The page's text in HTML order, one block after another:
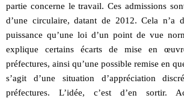
partie concerne le travail. Ces admissions
d’une circulaire, datant de 2012. Cela n’a
puissance qu’une loi d’un point de vue
explique certains écarts de mise en
préfectures, ainsi qu’une possible remise en
s’agit d’une situation d’appréciation
préfectures. L’idée, c’est d’en sortir.